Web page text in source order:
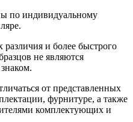
по индивидуальному
и более быстрого
не являются
от представленных
фурнитуре, а также
комплектующих и